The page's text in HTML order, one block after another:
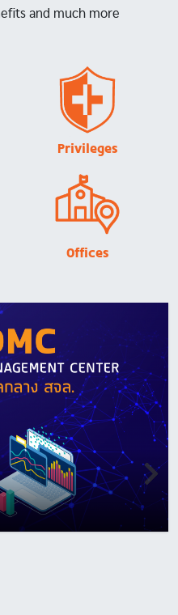
and much more
Image
Privileges
Image
Offices